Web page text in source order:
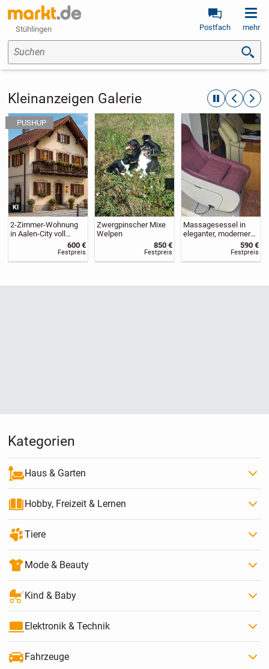
Stühlingen Postfach mehr
Suchen
Kleinanzeigen Galerie automatische
KI
2-Zimmer-Wohnung
in Aalen-City voll
möbliert – frei ab600 €
Festpreis
Zwergpinscher Mixe
Welpen
850 €
Festpreis
Massagesessel in
eleganter, moderner
Form, neuwertig, da
Serienrippenbruch für
590 €
Festpreis
Kategorien
Haus & Garten
Hobby, Freizeit & Lernen
Tiere
Mode & Beauty
Kind & Baby
Elektronik & Technik
Fahrzeuge